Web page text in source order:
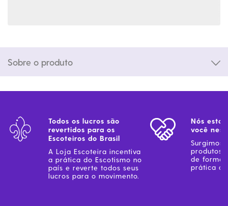
Sobre o produto
Todos os lucros são
revertidos para os
Escoteiros do Brasil
A Loja Escoteira incentiva
a prática do Escotismo no
país e reverte todos seus
lucros para o movimento.
Nós
você
Surgimos
produtos
de forma
prática